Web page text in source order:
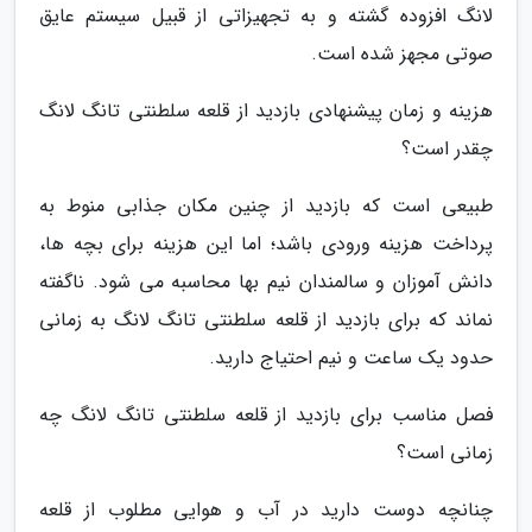
لانگ افزوده گشته و به تجهیزاتی از قبیل سیستم عایق
صوتی مجهز شده است.
هزینه و زمان پیشنهادی بازدید از قلعه سلطنتی تانگ لانگ
چقدر است؟
طبیعی است که بازدید از چنین مکان جذابی منوط به
پرداخت هزینه ورودی باشد؛ اما این هزینه برای بچه ها،
دانش آموزان و سالمندان نیم بها محاسبه می شود. ناگفته
نماند که برای بازدید از قلعه سلطنتی تانگ لانگ به زمانی
حدود یک ساعت و نیم احتیاج دارید.
فصل مناسب برای بازدید از قلعه سلطنتی تانگ لانگ چه
زمانی است؟
چنانچه دوست دارید در آب و هوایی مطلوب از قلعه